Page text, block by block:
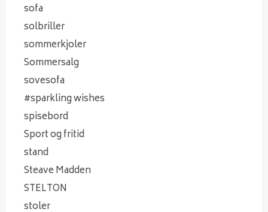
sofa
solbriller
sommerkjoler
Sommersalg
sovesofa
#sparkling wishes
spisebord
Sport og fritid
stand
Steave Madden
STELTON
stoler